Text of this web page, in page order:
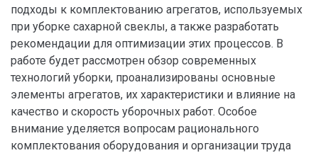
подходы к комплектованию агрегатов, используемых
при уборке сахарной свеклы, а также разработать
рекомендации для оптимизации этих процессов. В
работе будет рассмотрен обзор современных
технологий уборки, проанализированы основные
элементы агрегатов, их характеристики и влияние на
качество и скорость уборочных работ. Особое
внимание уделяется вопросам рационального
комплектования оборудования и организации труда